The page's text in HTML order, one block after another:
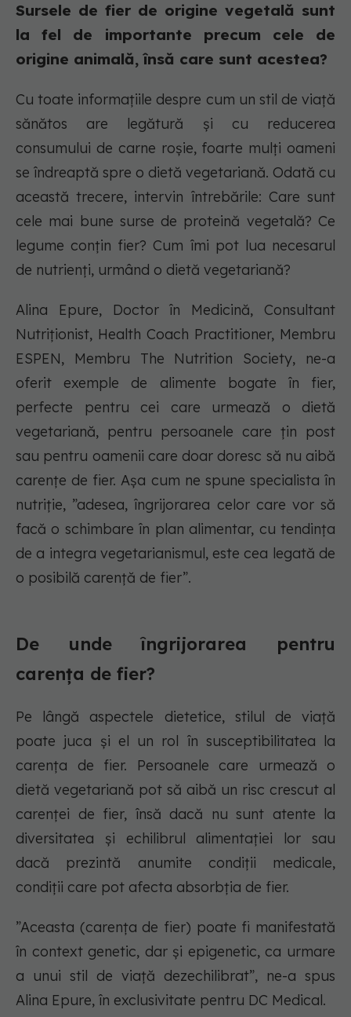
Sursele de fier de origine vegetală sunt
la fel de importante precum cele de
origine animală, însă care sunt acestea?
Cu toate informațiile despre cum un stil de viață
sănătos are legătură și cu reducerea
consumului de carne roșie, foarte mulți oameni
se îndreaptă spre o dietă vegetariană. Odată cu
această trecere, intervin întrebările: Care sunt
cele mai bune surse de proteină vegetală? Ce
legume conțin fier? Cum îmi pot lua necesarul
de nutrienți, urmând o dietă vegetariană?
Alina Epure, Doctor în Medicină, Consultant
Nutriționist, Health Coach Practitioner, Membru
ESPEN, Membru The Nutrition Society, ne-a
oferit exemple de alimente bogate în fier,
perfecte pentru cei care urmează o dietă
vegetariană, pentru persoanele care țin post
sau pentru oamenii care doar doresc să nu aibă
carențe de fier. Așa cum ne spune specialista în
nutriție, ”adesea, îngrijorarea celor care vor să
facă o schimbare în plan alimentar, cu tendința
de a integra vegetarianismul, este cea legată de
o posibilă carență de fier”.
De unde îngrijorarea pentru
carența de fier?
Pe lângă aspectele dietetice, stilul de viață
poate juca și el un rol în susceptibilitatea la
carența de fier. Persoanele care urmează o
dietă vegetariană pot să aibă un risc crescut al
carenței de fier, însă dacă nu sunt atente la
diversitatea și echilibrul alimentației lor sau
dacă prezintă anumite condiții medicale,
condiții care pot afecta absorbția de fier.
”Aceasta (carența de fier) poate fi manifestată
în context genetic, dar și epigenetic, ca urmare
a unui stil de viață dezechilibrat”, ne-a spus
Alina Epure, în exclusivitate pentru DC Medical.